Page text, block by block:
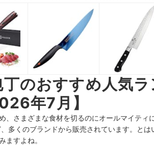
丁のおすすめ人気
年7月】
、さまざまな食材を切るのにオールマイテ
多くのブランドから販売されています。と
ますよね。